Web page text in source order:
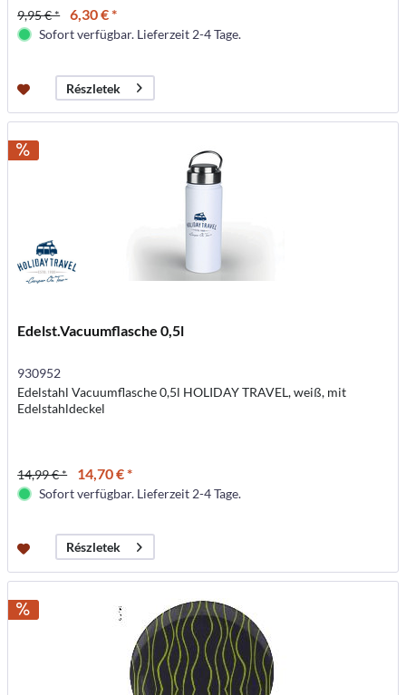
9,95 € * 6,30 € *
Sofort verfügbar. Lieferzeit 2-4 Tage.
Részletek
Edelst.Vacuumflasche 0,5l
930952
Edelstahl Vacuumflasche 0,5l HOLIDAY TRAVEL, weiß, mit
Edelstahldeckel
14,99 € * 14,70 € *
Sofort verfügbar. Lieferzeit 2-4 Tage.
Részletek